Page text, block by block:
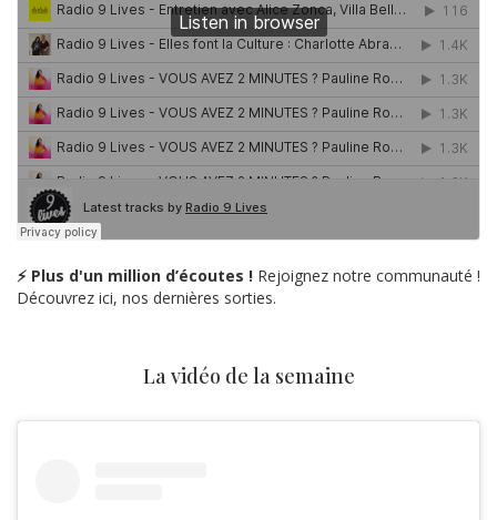
⚡ Plus d'un million d’écoutes ! Rejoignez notre communauté !
Découvrez ici, nos dernières sorties.
La vidéo de la semaine